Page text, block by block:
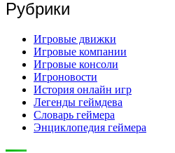
Рубрики
Игровые движки
Игровые компании
Игровые консоли
Игроновости
История онлайн игр
Легенды геймдева
Словарь геймера
Энциклопедия геймера